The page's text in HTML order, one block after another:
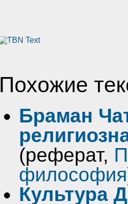
Похожие
Браман
(реферат,
философия
Культура